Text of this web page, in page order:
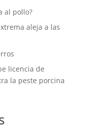
al pollo?
aleja a las
licencia de
la peste porcina